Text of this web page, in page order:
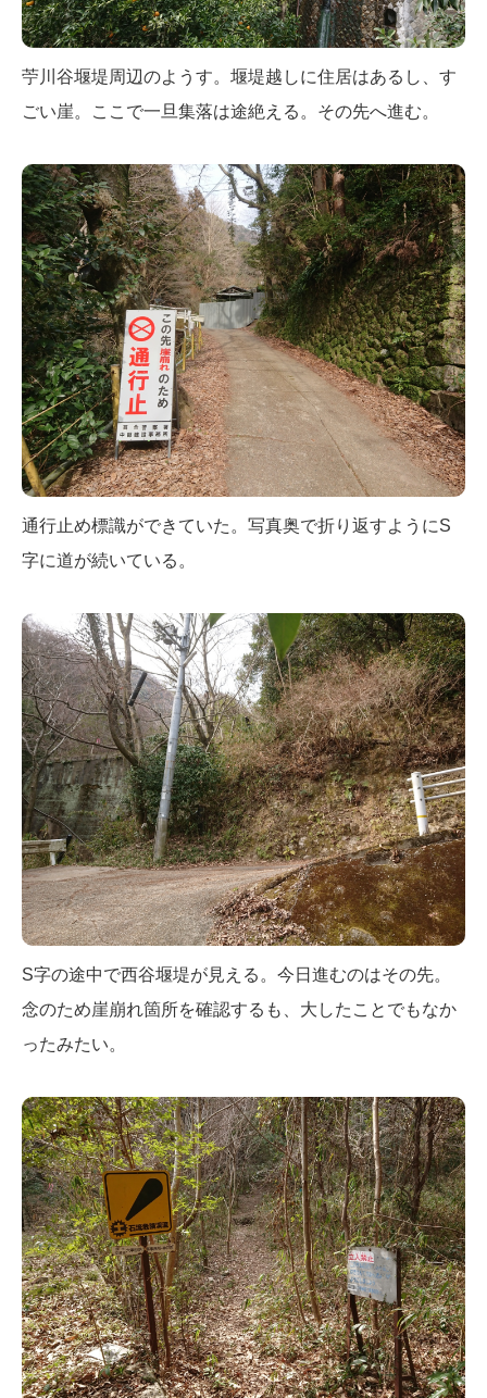
苧川谷堰堤周辺のようす。堰堤越しに住居はあるし、す
ごい崖。ここで一旦集落は途絶える。その先へ進む。
通行止め標識ができていた。写真奥で折り返すようにS
字に道が続いている。
S字の途中で西谷堰堤が見える。今日進むのはその先。
念のため崖崩れ箇所を確認するも、大したことでもなか
ったみたい。